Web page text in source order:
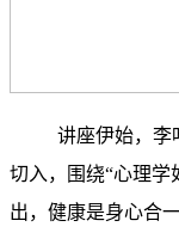
讲座伊始，李
切入，围绕“心理学
出，健康是身心合